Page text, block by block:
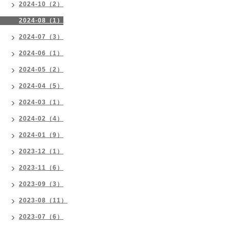
2024-10（2）
2024-08（1）
2024-07（3）
2024-06（1）
2024-05（2）
2024-04（5）
2024-03（1）
2024-02（4）
2024-01（9）
2023-12（1）
2023-11（6）
2023-09（3）
2023-08（11）
2023-07（6）